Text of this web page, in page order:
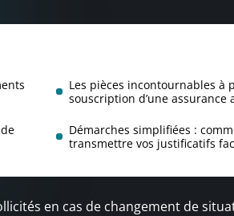
Les pièces incontournables à
souscription d’une assurance
Démarches simplifiées :
transmettre vos justificatifs
en cas de changement de